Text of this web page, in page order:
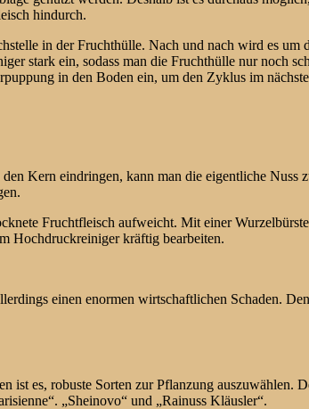
hindurch.
in der Fruchthülle. Nach und nach wird es
stark ein, sodass man die Fruchthülle nur noch
in den Boden ein, um den Zyklus im
Kern eindringen, kann man die eigentliche
Fruchtfleisch aufweicht. Mit einer
Hochdruckreiniger kräftig bearbeiten.
einen enormen wirtschaftlichen Schaden.
ist es, robuste Sorten zur Pflanzung auszuwählen.
„Sheinovo“ und „Rainuss Kläusler“.